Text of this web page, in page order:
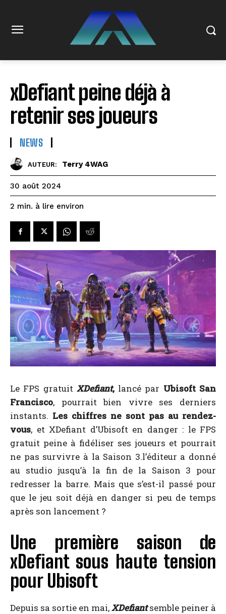
xDefiant peine déjà à
retenir ses joueurs
NEWS
AUTEUR: Terry 4WAG
30 août 2024
2 min. à lire environ
Le FPS gratuit XDefiant,lancé par Ubisoft San
Francisco, pourrait bien vivre ses derniers
instants. Les chiffres ne sont pas au rendez-
vous, et XDefiant d’Ubisoft en danger : le FPS
gratuit peine à fidéliser ses joueurs et pourrait
ne pas survivre à la Saison 3.l’éditeur a donné
au studio jusqu’à la fin de la Saison 3 pour
redresser la barre. Mais que s’est-il passé pour
que le jeu soit déjà en danger si peu de temps
après son lancement ?
Une première saison de
xDefiant sous haute tension
pour Ubisoft
Depuis sa sortie en mai,XDefiantsemble peiner à